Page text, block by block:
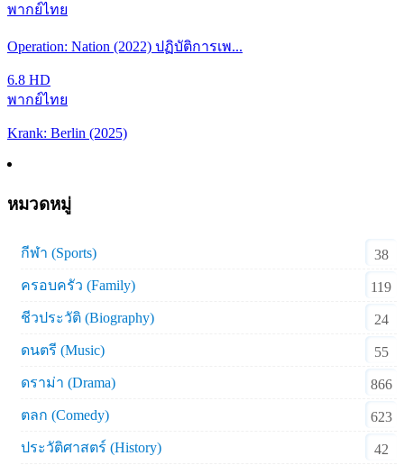
พากย์ไทย
Operation: Nation (2022) ปฏิบัติการเพ...
6.8 HD
พากย์ไทย
Krank: Berlin (2025)
หมวดหมู่
กีฬา (Sports)
38
ครอบครัว (Family)
119
ชีวประวัติ (Biography)
24
ดนตรี (Music)
55
ดราม่า (Drama)
866
ตลก (Comedy)
623
ประวัติศาสตร์ (History)
42